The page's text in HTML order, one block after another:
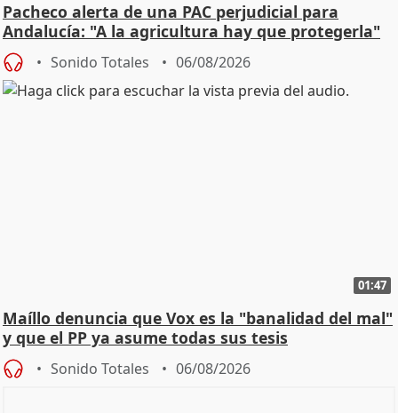
Pacheco alerta de una PAC perjudicial para
Andalucía: "A la agricultura hay que protegerla"
Sonido Totales 06/08/2026
01:47
Maíllo denuncia que Vox es la "banalidad del mal"
y que el PP ya asume todas sus tesis
Sonido Totales 06/08/2026